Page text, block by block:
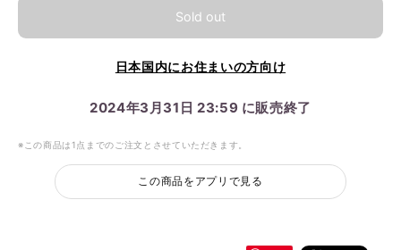
Sold out
日本国内にお住まいの方向け
2024年3月31日 23:59 に販売終了
※この商品は1点までのご注文とさせていただきます。
この商品をアプリで見る